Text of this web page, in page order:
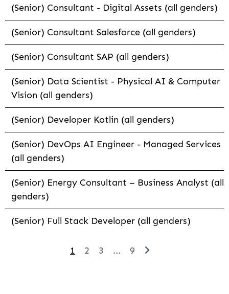
(Senior) Consultant - Digital Assets (all genders)
(Senior) Consultant Salesforce (all genders)
(Senior) Consultant SAP (all genders)
(Senior) Data Scientist - Physical AI & Computer
Vision (all genders)
(Senior) Developer Kotlin (all genders)
(Senior) DevOps AI Engineer - Managed Services
(all genders)
(Senior) Energy Consultant – Business Analyst (all
genders)
(Senior) Full Stack Developer (all genders)
1 2 3 ... 9